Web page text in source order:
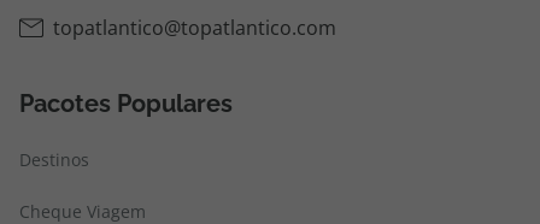
topatlantico@topatlantico.com
Pacotes Populares
Destinos
Cheque Viagem